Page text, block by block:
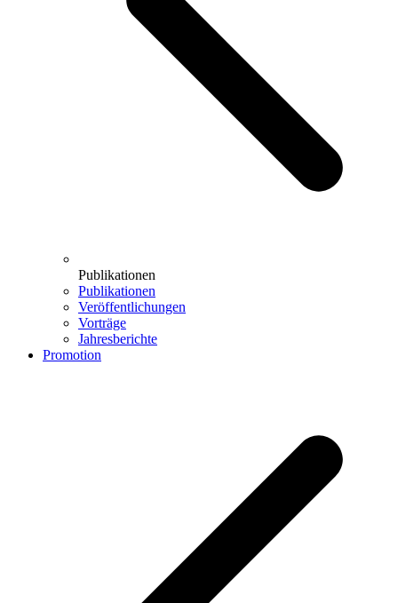
Publikationen
Publikationen
Veröffentlichungen
Vorträge
Jahresberichte
Promotion